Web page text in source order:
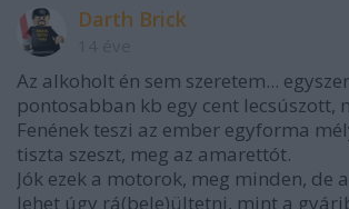
Darth Brick
Az alkoholt én sem szeretem...
pontosabban kb egy cent lecsúszott,
Fenének teszi az ember egyforma
tiszta szeszt, meg az amarettót.
Jók ezek a motorok, meg minden, de
lehet úgy rá(bele)ültetni, mint a